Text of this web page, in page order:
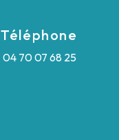
Téléphone
04 70 07 68 25